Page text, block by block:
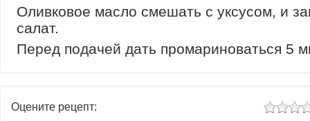
Оливковое масло смешать с уксусом, и
салат.
Перед подачей дать промариноваться 5
Оцените рецепт: